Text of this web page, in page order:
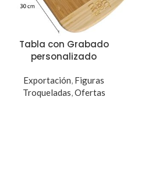
Tabla con Grabado
personalizado
Exportación, Figuras
Troqueladas,Ofertas